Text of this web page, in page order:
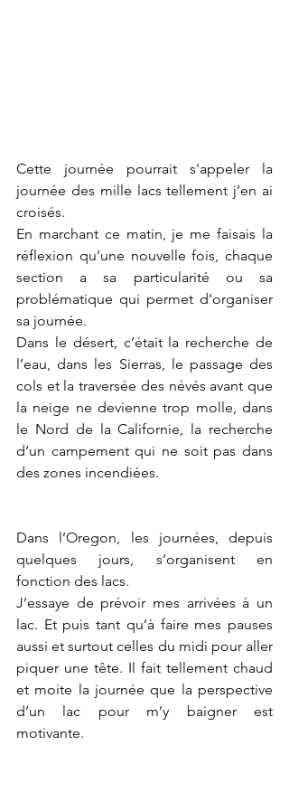
Cette journée pourrait s'appeler la
journée des mille lacs tellement j’en ai
croisés.
En marchant ce matin, je me faisais la
réflexion qu’une nouvelle fois, chaque
section a sa particularité ou sa
problématique qui permet d’organiser
sa journée.
Dans le désert, c’était la recherche de
l’eau, dans les Sierras, le passage des
cols et la traversée des névés avant que
la neige ne devienne trop molle, dans
le Nord de la Californie, la recherche
d’un campement qui ne soit pas dans
des zones incendiées.
Dans l’Oregon, les journées, depuis
quelques jours, s’organisent en
fonction des lacs.
J’essaye de prévoir mes arrivées à un
lac. Et puis tant qu’à faire mes pauses
aussi et surtout celles du midi pour aller
piquer une tête. Il fait tellement chaud
et moite la journée que la perspective
d’un lac pour m’y baigner est
motivante.